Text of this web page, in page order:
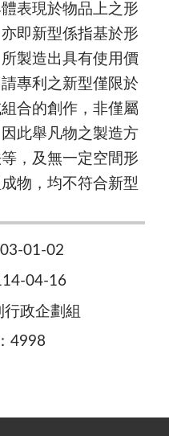
表現於物品上之形
即新型係指基於形
製造出具有使用價
專利之新型僅限於
合的創作，非僅屬
此舉凡物之製造方
，及無一定空間形
物，均不符合新型
01-02
04-16
政企劃組
4998